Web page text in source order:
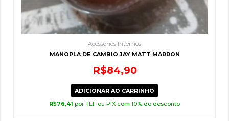
Acessórios Internos
MANOPLA DE CAMBIO JAY MATT MARRON
R$84,90
ADICIONAR AO CARRINHO
R$76,41 por TEF ou PIX com 10% de desconto